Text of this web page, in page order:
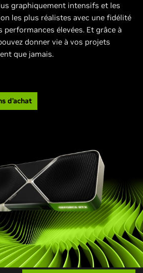
graphiquement intensifs et les
les plus réalistes avec une fidélité
élevées. Et grâce à
donner vie à vos projets
que jamais.
d’achat